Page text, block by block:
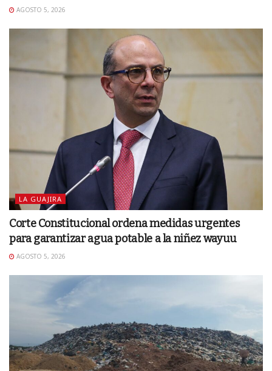
AGOSTO 5, 2026
LA GUAJIRA
Corte Constitucional ordena medidas urgentes
para garantizar agua potable a la niñez wayuu
AGOSTO 5, 2026